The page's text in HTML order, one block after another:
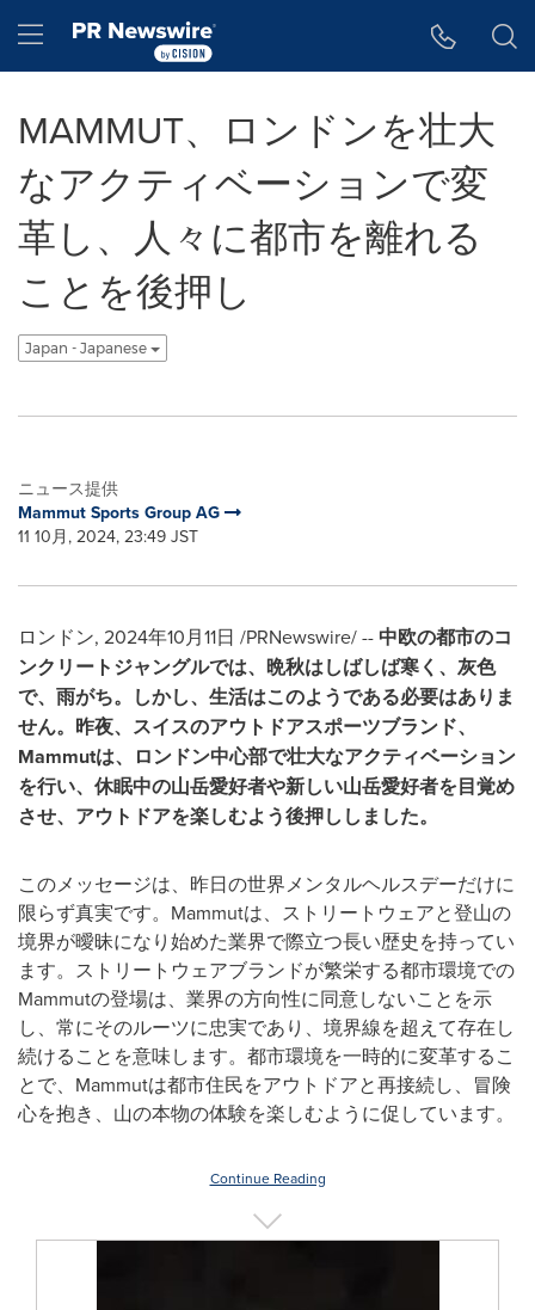
Hamburger menu
MAMMUT、ロンドンを壮大
なアクティベーションで変
革し、人々に都市を離れる
ことを後押し
Japan - Japanese
ニュース提供
Mammut Sports Group AG
11 10月, 2024, 23:49 JST
ロンドン, 2024年10月11日 /PRNewswire/ -- 中欧の都市のコ
ンクリートジャングルでは、晩秋はしばしば寒く、灰色
で、雨がち。しかし、生活はこのようである必要はありま
せん。昨夜、スイスのアウトドアスポーツブランド、
Mammutは、ロンドン中心部で壮大なアクティベーション
を行い、休眠中の山岳愛好者や新しい山岳愛好者を目覚め
させ、アウトドアを楽しむよう後押ししました。
このメッセージは、昨日の世界メンタルヘルスデーだけに
限らず真実です。Mammutは、ストリートウェアと登山の
境界が曖昧になり始めた業界で際立つ長い歴史を持ってい
ます。ストリートウェアブランドが繁栄する都市環境での
Mammutの登場は、業界の方向性に同意しないことを示
し、常にそのルーツに忠実であり、境界線を超えて存在し
続けることを意味します。都市環境を一時的に変革するこ
とで、Mammutは都市住民をアウトドアと再接続し、冒険
心を抱き、山の本物の体験を楽しむように促しています。
Continue Reading